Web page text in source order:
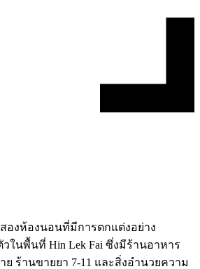
องห้องนอนที่มีการตกแต่งอย่าง
ในพื้นที่ Hin Lek Fai ซึ่งมีร้านอาหาร
ร้านขายยา 7-11 และสิ่งอำนวยความ